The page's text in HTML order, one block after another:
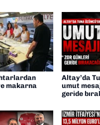
makarna
Altay’da
umut
geride